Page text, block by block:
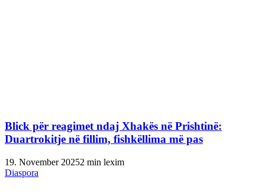
Blick për reagimet ndaj Xhakës në Prishtinë:
Duartrokitje në fillim, fishkëllima më pas
19. November 20252 min lexim
Diaspora